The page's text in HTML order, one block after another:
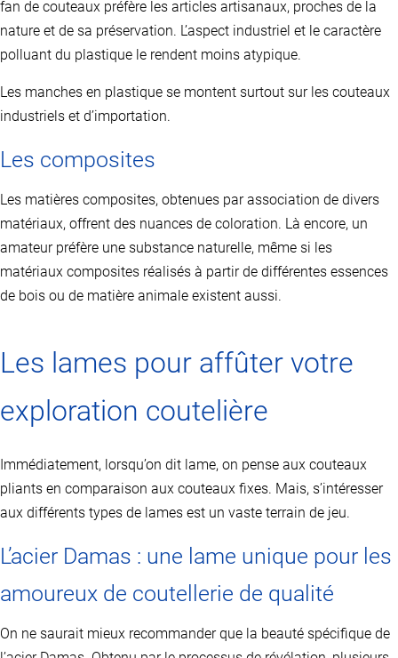
fan de couteaux préfère les articles artisanaux, proches de la
nature et de sa préservation. L’aspect industriel et le caractère
polluant du plastique le rendent moins atypique.
Les manches en plastique se montent surtout sur les couteaux
industriels et d’importation.
Les composites
Les matières composites, obtenues par association de divers
matériaux, offrent des nuances de coloration. Là encore, un
amateur préfère une substance naturelle, même si les
matériaux composites réalisés à partir de différentes essences
de bois ou de matière animale existent aussi.
Les lames pour affûter votre
exploration coutelière
Immédiatement, lorsqu’on dit lame, on pense aux couteaux
pliants en comparaison aux couteaux fixes. Mais, s’intéresser
aux différents types de lames est un vaste terrain de jeu.
L’acier Damas : une lame unique pour les
amoureux de coutellerie de qualité
On ne saurait mieux recommander que la beauté spécifique de